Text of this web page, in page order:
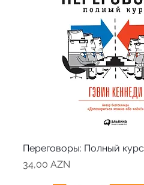
Переговоры: Полный курс
Цена
34,00 AZN